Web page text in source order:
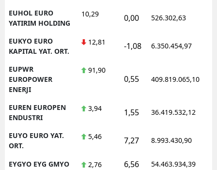
EUHOL EURO
YATIRIM HOLDING
10,29 0,00 526.302,63
EUKYO EURO
KAPITAL YAT. ORT.
12,81 -1,08 6.350.454,97
EUPWR
EUROPOWER
ENERJI
91,90
0,55 409.819.065,10
EUREN EUROPEN
ENDUSTRI
3,94 1,55 36.419.532,12
EUYO EURO YAT.
ORT.
5,46 7,27 8.993.430,90
EYGYO EYG GMYO 2,76 6,56 54.463.934,39